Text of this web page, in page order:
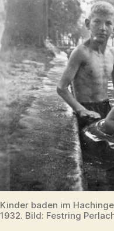
Kinder baden im
1932. Bild: Festring